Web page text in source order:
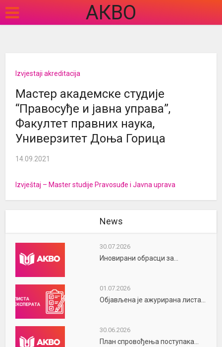
АКВО
Izvjestaji akreditacija
Мастер академске студије
“Правосуђе и јавна управа”,
Факултет правних наука,
Универзитет Доња Горица
14.09.2021
Izvještaj – Master studije Pravosuđe i Javna uprava
News
30.07.2026
Иновирани обрасци за...
01.07.2026
Објављена је ажурирана листа...
30.06.2026
План спровођења поступака...